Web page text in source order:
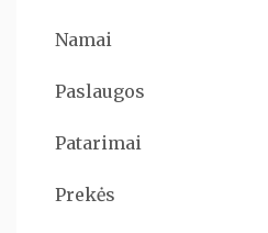
Namai
Paslaugos
Patarimai
Prekės